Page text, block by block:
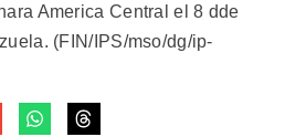
America Central el 8 dde
(FIN/IPS/mso/dg/ip-